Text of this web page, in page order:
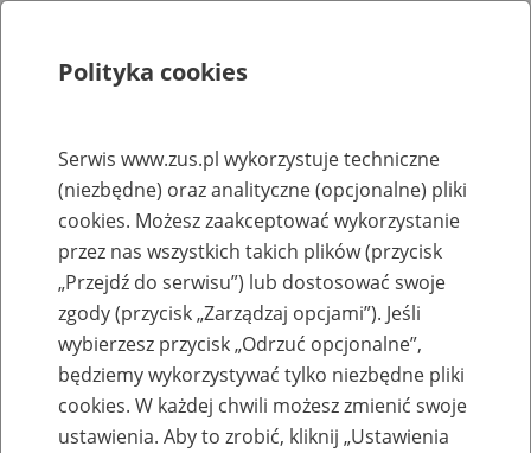
Rejestry, ewidencje i archiwa
Baza zlikwidowanych lub
przekształconych zakładów pracy
Nazwa zakładu pracy:
Polityka cookies
Serwis www.zus.pl wykorzystuje techniczne
(niezbędne) oraz analityczne (opcjonalne) pliki
cookies. Możesz zaakceptować wykorzystanie
przez nas wszystkich takich plików (przycisk
„Przejdź do serwisu”) lub dostosować swoje
zgody (przycisk „Zarządzaj opcjami”). Jeśli
wybierzesz przycisk „Odrzuć opcjonalne”,
będziemy wykorzystywać tylko niezbędne pliki
cookies. W każdej chwili możesz zmienić swoje
ustawienia. Aby to zrobić, kliknij „Ustawienia